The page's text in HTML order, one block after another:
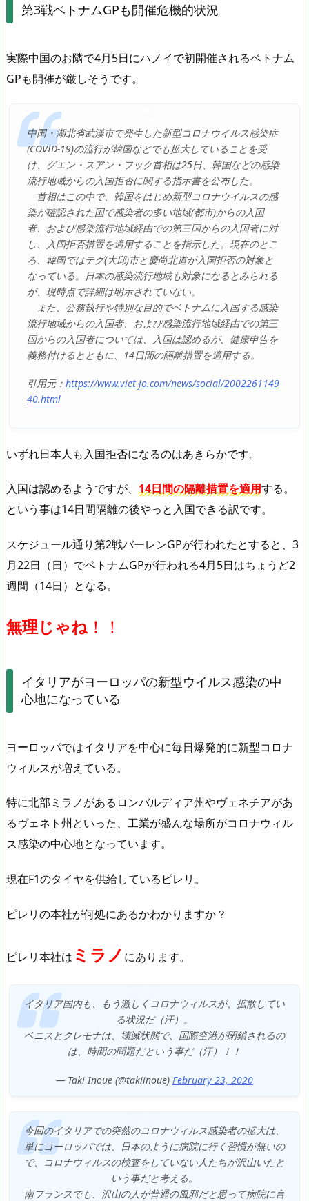
第3戦ベトナムGPも開催危機的状況
実際中国のお隣で4月5日にハノイで初開催されるベトナム
GPも開催が厳しそうです。
中国・湖北省武漢市で発生した新型コロナウイルス感染症
(COVID-19)の流行が韓国などでも拡大していることを受
け、グエン・スアン・フック首相は25日、韓国などの感染
流行地域からの入国拒否に関する指示書を公布した。
首相はこの中で、韓国をはじめ新型コロナウイルスの感
染が確認された国で感染者の多い地域(都市)からの入国
者、および感染流行地域経由での第三国からの入国者に対
し、入国拒否措置を適用することを指示した。現在のとこ
ろ、韓国ではテグ(大邱)市と慶尚北道が入国拒否の対象と
なっている。日本の感染流行地域も対象になるとみられる
が、現時点で詳細は明示されていない。
また、公務執行や特別な目的でベトナムに入国する感染
流行地域からの入国者、および感染流行地域経由での第三
国からの入国者については、入国は認めるが、健康申告を
義務付けるとともに、14日間の隔離措置を適用する。
引用元： https://www.viet-jo.com/news/social/2002261149
40.html
いずれ日本人も入国拒否になるのはあきらかです。
入国は認めるようですが、 14日間の隔離措置を適用する。
という事は14日間隔離の後やっと入国できる訳です。
スケジュール通り第2戦バーレンGPが行われたとすると、3
月22日（日）でベトナムGPが行われる4月5日はちょうど2
週間（14日）となる。
無理じゃね ！！
イタリアがヨーロッパの新型ウイルス感染の中
心地になっている
ヨーロッパではイタリアを中心に毎日爆発的に新型コロナ
ウィルスが増えている。
特に北部ミラノがあるロンバルディア州やヴェネチアがあ
るヴェネト州といった、工業が盛んな場所がコロナウィル
ス感染の中心地となっています。
現在F1のタイヤを供給しているピレリ。
ピレリの本社が何処にあるかわかりますか？
ピレリ本社は ミラノ にあります。
イタリア国内も、もう激しくコロナウィルスが、拡散してい
る状況だ（汗）。
ベニスとクレモナは、壊滅状態で、国際空港が閉鎖されるの
は、時間の問題だという事だ（汗）！！
— Taki Inoue (@takiinoue) February 23, 2020
今回のイタリアでの突然のコロナウィルス感染者の拡大は、
単にヨーロッパでは、日本のように病院に行く習慣が無いの
で、コロナウィルスの検査をしていない人たちが沢山いたと
いう事だと考える。
南フランスでも、沢山の人が普通の風邪だと思って病院に言